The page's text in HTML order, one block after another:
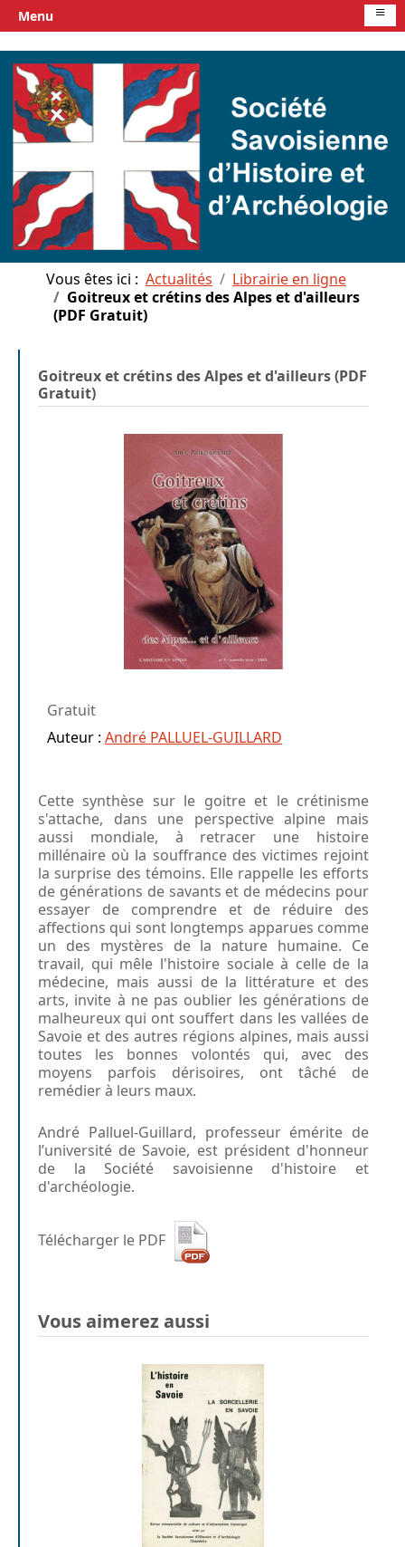
Vous êtes ici : Actualités
Librairie en ligne
Goitreux et crétins des Alpes et d'ailleurs
(PDF Gratuit)
Goitreux et crétins des Alpes et d'ailleurs (PDF
Gratuit)
Gratuit
Auteur : André PALLUEL-GUILLARD
Cette synthèse sur le goitre et le crétinisme
s'attache, dans une perspective alpine mais
aussi mondiale, à retracer une histoire
millénaire où la souffrance des victimes rejoint
la surprise des témoins. Elle rappelle les efforts
de générations de savants et de médecins pour
essayer de comprendre et de réduire des
affections qui sont longtemps apparues comme
un des mystères de la nature humaine. Ce
travail, qui mêle l'histoire sociale à celle de la
médecine, mais aussi de la littérature et des
arts, invite à ne pas oublier les générations de
malheureux qui ont souffert dans les vallées de
Savoie et des autres régions alpines, mais aussi
toutes les bonnes volontés qui, avec des
moyens parfois dérisoires, ont tâché de
remédier à leurs maux.
André Palluel-Guillard, professeur émérite de
l’université de Savoie, est président d'honneur
de la Société savoisienne d'histoire et
d'archéologie.
Télécharger le PDF
Vous aimerez aussi
Menu ≡